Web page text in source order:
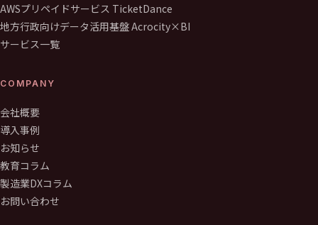
AWSプリペイドサービス TicketDance
地方行政向けデータ活用基盤 Acrocity×BI
サービス一覧
COMPANY
会社概要
導入事例
お知らせ
教育コラム
製造業DXコラム
お問い合わせ